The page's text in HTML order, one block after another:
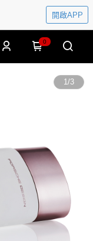
開啟APP
0
1/3